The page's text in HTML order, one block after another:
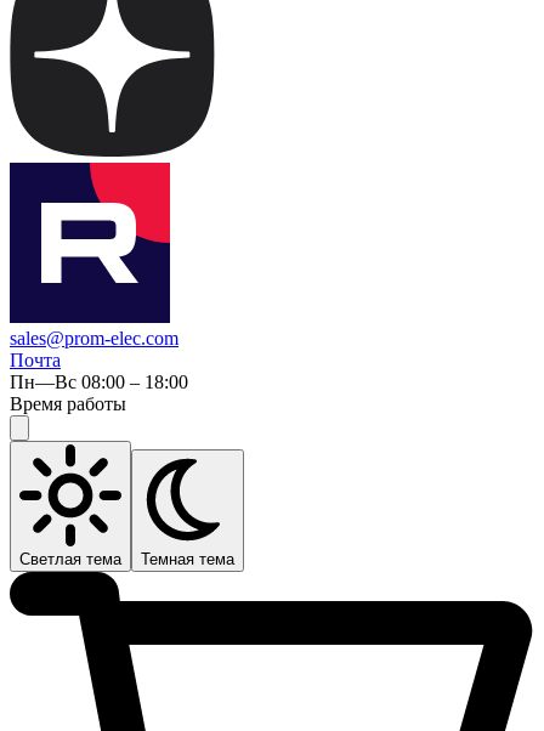
sales@prom-elec.com
Почта
Пн—Вс 08:00 – 18:00
Время работы
Светлая тема Темная тема